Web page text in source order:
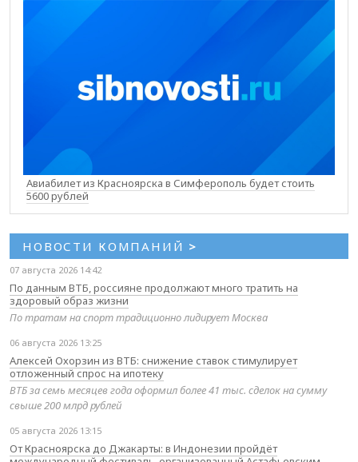
Авиабилет из Красноярска в Симферополь будет стоить
5600 рублей
НОВОСТИ КОМПАНИЙ >
07 августа 2026 14:42
По данным ВТБ, россияне продолжают много тратить на
здоровый образ жизни
По тратам на спорт традиционно лидирует Москва
06 августа 2026 13:25
Алексей Охорзин из ВТБ: снижение ставок стимулирует
отложенный спрос на ипотеку
ВТБ за семь месяцев года оформил более 41 тыс. сделок на сумму
свыше 200 млрд рублей
05 августа 2026 13:15
От Красноярска до Джакарты: в Индонезии пройдёт